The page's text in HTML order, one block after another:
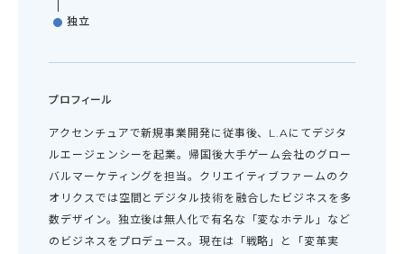
独立
プロフィール
アクセンチュアで新規事業開発に従事後、L.Aにてデジタ
ルエージェンシーを起業。帰国後大手ゲーム会社のグロー
バルマーケティングを担当。クリエイティブファームのク
オリクスでは空間とデジタル技術を融合したビジネスを多
数デザイン。独立後は無人化で有名な「変なホテル」など
のビジネスをプロデュース。現在は「戦略」と「変革実